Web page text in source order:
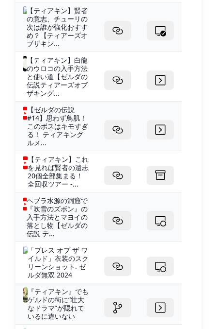
【ティアキン】賢者
の意志、チューリの
次は誰が強化おすす
め？【ティアーズオ
ブザキン...
【ティアキン】白龍
のウロコの入手方法
と使い道【ゼルダの
伝説ティアーズオブ
ザキング...
【ゼルダの伝説
#14】思わず鳥肌！
このボスはキモすぎ
る！ ティアキング
ルメ...
【ティアキン】これ
を見れば賢者の遺志
20個全部集まる！
全回収ツアー -...
ヘブラ水源の洞窟で
『吹雪のズボン』の
入手方法とマヨイの
落とし物【ゼルダの
伝説 テ...
「ブレス オブ ザ ワ
イルド」衣装のスク
リーンショット. ゼ
ルダ無双 2024
『ティアキン』でも
ゲルドの街に“壮大
なドラマ”が隠れて
いるに違いない